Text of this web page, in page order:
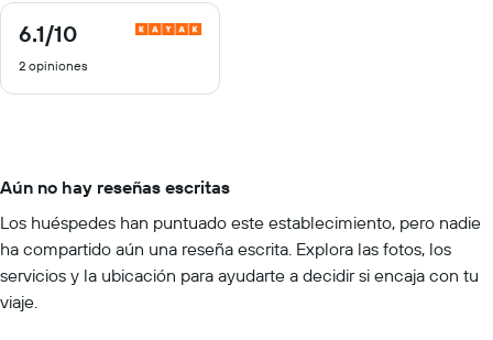
6.1/10
6.1
10
2 opiniones
Aún no hay reseñas escritas
Los huéspedes han puntuado este establecimiento, pero nadie
ha compartido aún una reseña escrita. Explora las fotos, los
servicios y la ubicación para ayudarte a decidir si encaja con tu
viaje.